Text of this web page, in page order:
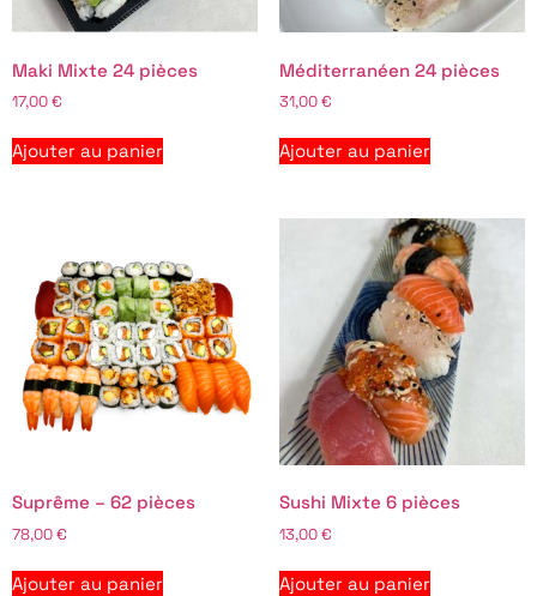
Maki Mixte 24 pièces
17,00€
Ajouter au panier
Méditerranéen 24 pièces
31,00€
Ajouter au panier
Suprême – 62 pièces
78,00€
Ajouter au panier
Sushi Mixte 6 pièces
13,00€
Ajouter au panier